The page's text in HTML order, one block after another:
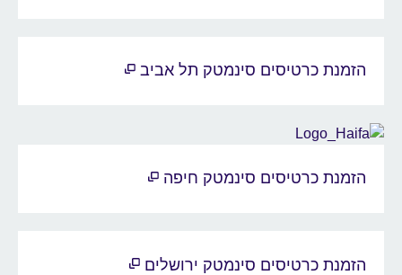
הזמנת כרטיסים סינמטק תל אביב
הזמנת כרטיסים סינמטק חיפה
הזמנת כרטיסים סינמטק ירושלים